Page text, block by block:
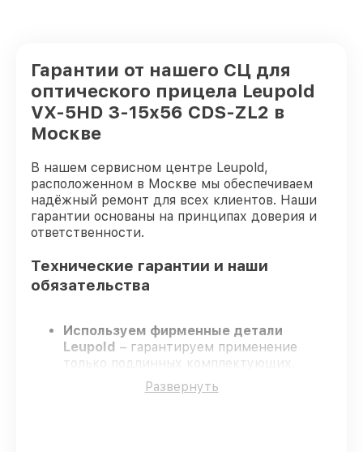
Гарантии от нашего СЦ для
оптического прицела Leupold
VX-5HD 3-15x56 CDS-ZL2 в
Москве
В нашем сервисном центре Leupold,
расположенном в Москве мы обеспечиваем
надёжный ремонт для всех клиентов. Наши
гарантии основаны на принципах доверия и
ответственности.
Технические гарантии и наши
обязательства
Используем фирменные детали
Leupold – гарантируем применение
только подлинных комплектующих.
Квалифицированные инженеры
проходят жёсткий контроль знаний и
Развернуть